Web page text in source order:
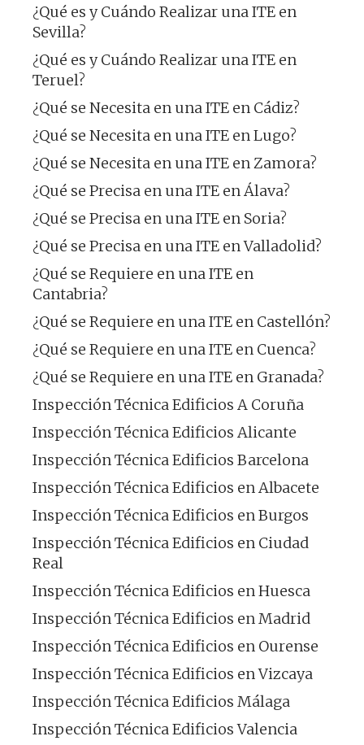
¿Qué es y Cuándo Realizar una ITE en
Sevilla?
¿Qué es y Cuándo Realizar una ITE en
Teruel?
¿Qué se Necesita en una ITE en Cádiz?
¿Qué se Necesita en una ITE en Lugo?
¿Qué se Necesita en una ITE en Zamora?
¿Qué se Precisa en una ITE en Álava?
¿Qué se Precisa en una ITE en Soria?
¿Qué se Precisa en una ITE en Valladolid?
¿Qué se Requiere en una ITE en
Cantabria?
¿Qué se Requiere en una ITE en Castellón?
¿Qué se Requiere en una ITE en Cuenca?
¿Qué se Requiere en una ITE en Granada?
Inspección Técnica Edificios A Coruña
Inspección Técnica Edificios Alicante
Inspección Técnica Edificios Barcelona
Inspección Técnica Edificios en Albacete
Inspección Técnica Edificios en Burgos
Inspección Técnica Edificios en Ciudad
Real
Inspección Técnica Edificios en Huesca
Inspección Técnica Edificios en Madrid
Inspección Técnica Edificios en Ourense
Inspección Técnica Edificios en Vizcaya
Inspección Técnica Edificios Málaga
Inspección Técnica Edificios Valencia